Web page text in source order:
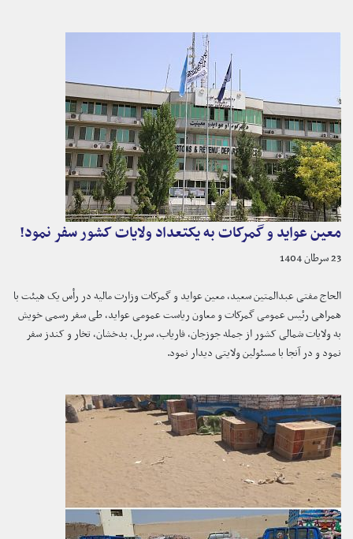
معین عواید و گمرکات به یکتعداد ولایات کشور سفر نمود!
23 سرطان 1404
الحاج مفتی عبدالمتین سعید، معین عواید و گمرکات وزارت مالیه در رأس یک هیئت با
همراهی رئیس عمومی گمرکات و معاون ریاست عمومی عواید، طی سفر رسمی خویش
به ولایات شمالی کشور از جمله جوزجان، فاریاب، سرپل، بدخشان، تخار و کندز سفر
نمود و در آنجا با مسئولین ولایتی دیدار نمود.